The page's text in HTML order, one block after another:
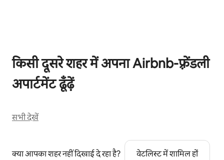
किसी दूसरे शहर में अपना Airbnb-फ़्रेंडली
अपार्टमेंट ढूँढ़ें
सभी देखें
क्या आपका शहर नहीं दिखाई दे रहा है? वेटलिस्ट में शामिल हों